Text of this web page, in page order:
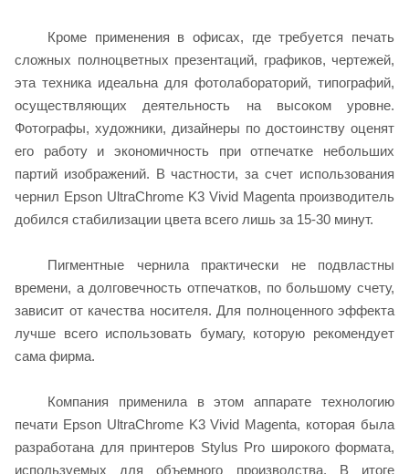
Кроме применения в офисах, где требуется печать
сложных полноцветных презентаций, графиков, чертежей,
эта техника идеальна для фотолабораторий, типографий,
осуществляющих деятельность на высоком уровне.
Фотографы, художники, дизайнеры по достоинству оценят
его работу и экономичность при отпечатке небольших
партий изображений. В частности, за счет использования
чернил Epson UltraChrome K3 Vivid Magenta производитель
добился стабилизации цвета всего лишь за 15-30 минут.
Пигментные чернила практически не подвластны
времени, а долговечность отпечатков, по большому счету,
зависит от качества носителя. Для полноценного эффекта
лучше всего использовать бумагу, которую рекомендует
сама фирма.
Компания применила в этом аппарате технологию
печати Epson UltraChrome K3 Vivid Magenta, которая была
разработана для принтеров Stylus Pro широкого формата,
используемых для объемного производства. В итоге